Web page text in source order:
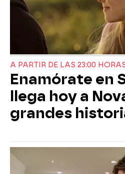
A PARTIR DE LAS 23:00
Enamórate en
llega hoy a
grandes